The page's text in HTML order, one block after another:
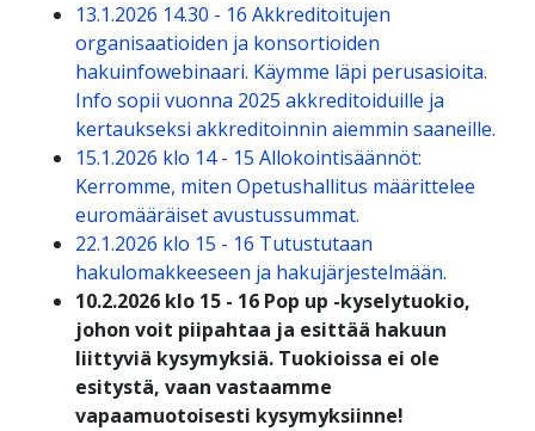
13.1.2026 14.30 - 16 Akkreditoitujen
organisaatioiden ja konsortioiden
hakuinfowebinaari. Käymme läpi perusasioita.
Info sopii vuonna 2025 akkreditoiduille ja
kertaukseksi akkreditoinnin aiemmin saaneille.
15.1.2026 klo 14 - 15 Allokointisäännöt:
Kerromme, miten Opetushallitus määrittelee
euromääräiset avustussummat.
22.1.2026 klo 15 - 16 Tutustutaan
hakulomakkeeseen ja hakujärjestelmään.
10.2.2026 klo 15 - 16 Pop up -kyselytuokio,
johon voit piipahtaa ja esittää hakuun
liittyviä kysymyksiä. Tuokioissa ei ole
esitystä, vaan vastaamme
vapaamuotoisesti kysymyksiinne!